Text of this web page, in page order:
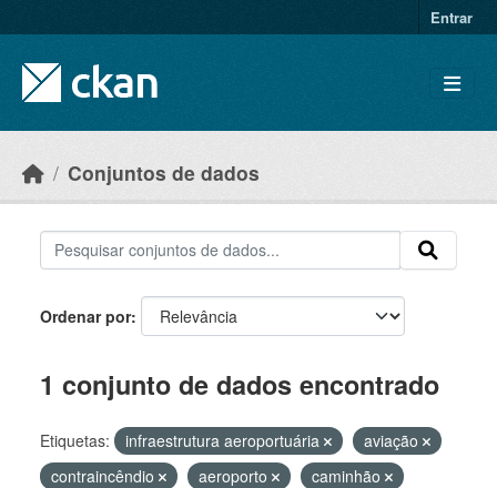
Entrar
Conjuntos de dados
Ordenar por
1 conjunto de dados encontrado
Etiquetas: infraestrutura aeroportuária
aviação
contraincêndio
aeroporto
caminhão